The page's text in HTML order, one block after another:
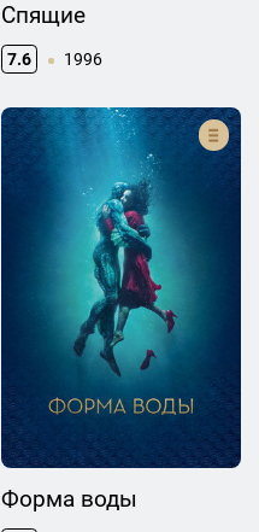
Спящие
7.6 1996
Форма воды